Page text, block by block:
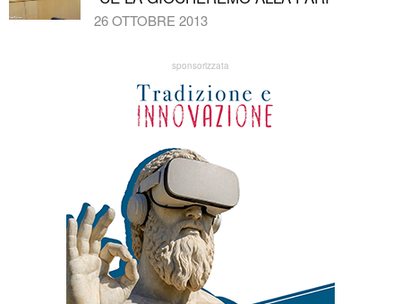
26 OTTOBRE 2013
sponsorizzata